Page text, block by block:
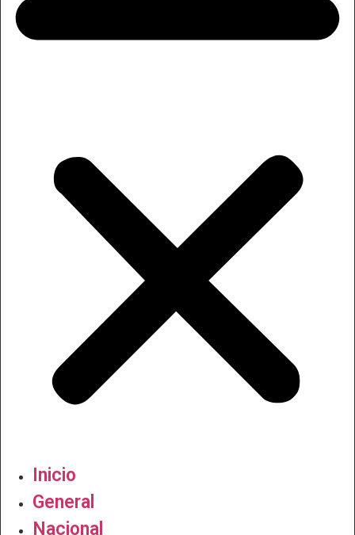
Inicio
General
Nacional